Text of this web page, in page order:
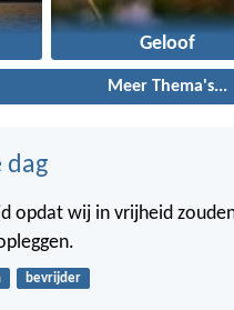
Geloof
Meer Thema's...
dag
opdat wij in vrijheid
bevrijder